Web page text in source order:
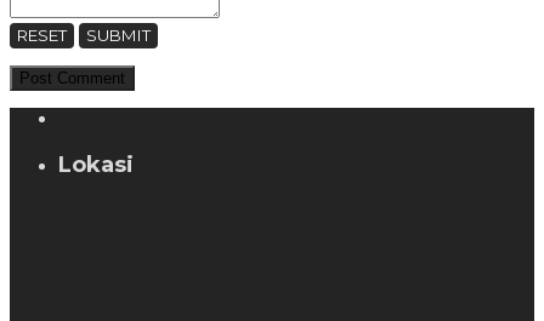
RESET SUBMIT
Lokasi